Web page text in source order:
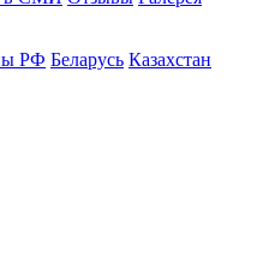
РФ Беларусь Казахстан